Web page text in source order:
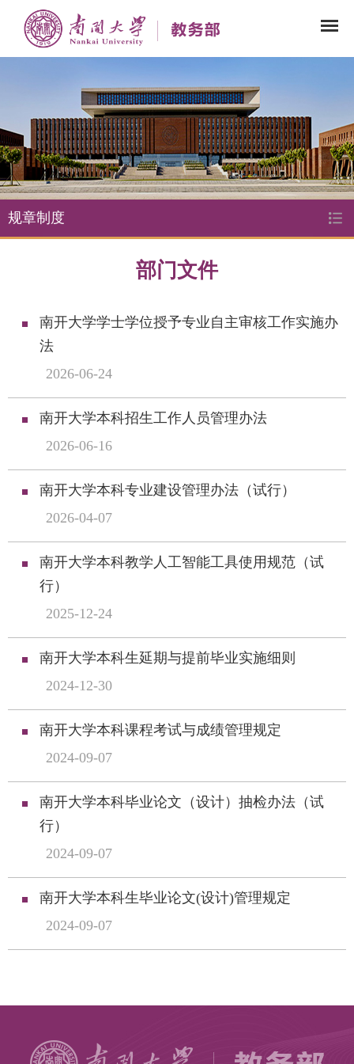
规章制度
部门文件
南开大学学士学位授予专业自主审核工作实施办
法
2026-06-24
南开大学本科招生工作人员管理办法
2026-06-16
南开大学本科专业建设管理办法（试行）
2026-04-07
南开大学本科教学人工智能工具使用规范（试
行）
2025-12-24
南开大学本科生延期与提前毕业实施细则
2024-12-30
南开大学本科课程考试与成绩管理规定
2024-09-07
南开大学本科毕业论文（设计）抽检办法（试
行）
2024-09-07
南开大学本科生毕业论文(设计)管理规定
2024-09-07